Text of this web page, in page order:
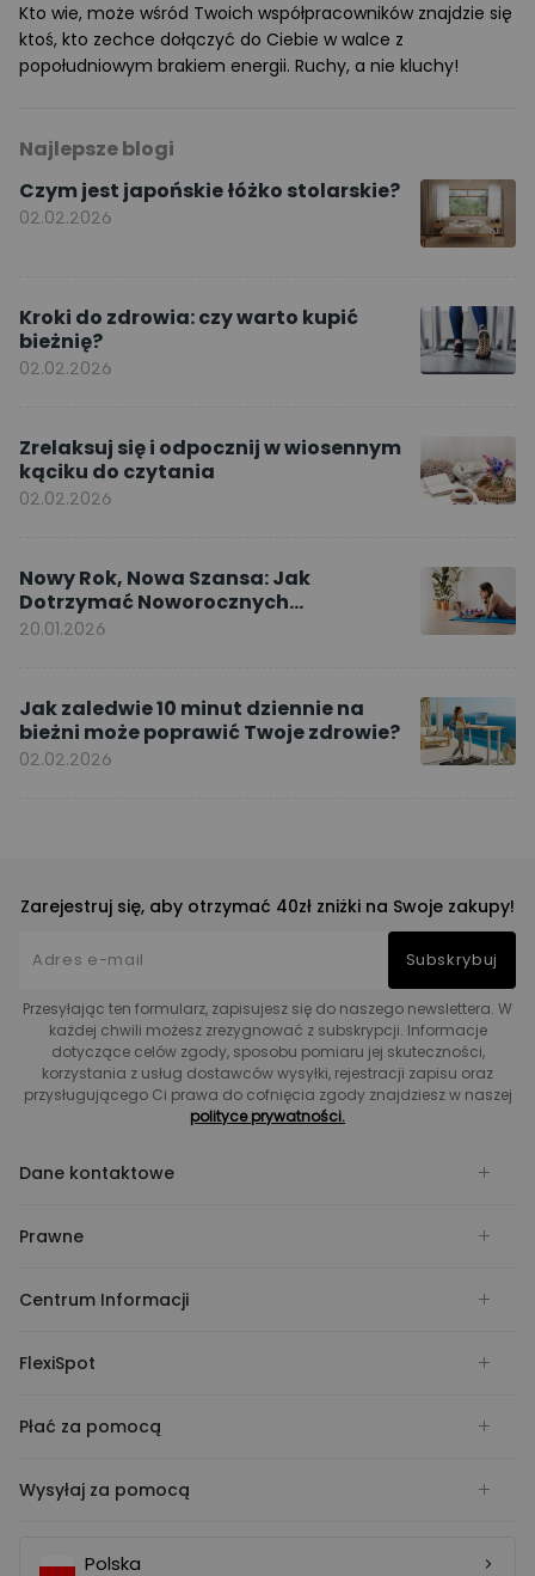
Kto wie, może wśród Twoich współpracowników znajdzie się
ktoś, kto zechce dołączyć do Ciebie w walce z
popołudniowym brakiem energii. Ruchy, a nie kluchy!
Najlepsze blogi
Czym jest japońskie łóżko stolarskie?
02.02.2026
Kroki do zdrowia: czy warto kupić
bieżnię?
02.02.2026
Zrelaksuj się i odpocznij w wiosennym
kąciku do czytania
02.02.2026
Nowy Rok, Nowa Szansa: Jak
Dotrzymać Noworocznych
Postanowień dzięki ćwiczeniom w
20.01.2026
Jak zaledwie 10 minut dziennie na
bieżni może poprawić Twoje zdrowie?
02.02.2026
Zarejestruj się, aby otrzymać 40zł zniżki na Swoje zakupy!
Subskrybuj
Przesyłając ten formularz, zapisujesz się do naszego newslettera. W
każdej chwili możesz zrezygnować z subskrypcji. Informacje
dotyczące celów zgody, sposobu pomiaru jej skuteczności,
korzystania z usług dostawców wysyłki, rejestracji zapisu oraz
przysługującego Ci prawa do cofnięcia zgody znajdziesz w naszej
polityce prywatności.
Dane kontaktowe
Prawne
Centrum Informacji
FlexiSpot
Płać za pomocą
Wysyłaj za pomocą
Polska